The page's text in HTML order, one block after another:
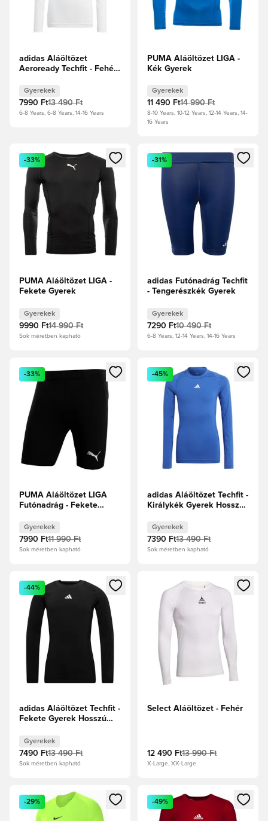
adidas Aláöltözet
Aeroready Techfit - Fehér
Gyerekek
7990 Ft13 490 Ft
6-8 Years, 6-8 Years, 14-16 Years
PUMA Aláöltözet LIGA -
Kék Gyerek
Gyerekek
11 490 Ft14 990 Ft
8-10 Years, 10-12 Years, 12-14 Years, 14-
16 Years
Megnyit egy modált a bejelentkezéshez vagy a tagként
-33%
PUMA Aláöltözet LIGA -
Fekete Gyerek
Gyerekek
9990 Ft14 990 Ft
Sok méretben kapható
Megnyit egy modált a
-31%
adidas Futónadrág Techfit
- Tengerészkék Gyerek
Gyerekek
7290 Ft10 490 Ft
6-8 Years, 12-14 Years, 14-16 Years
Megnyit egy modált a bejelentkezéshez vagy a tagként
-33%
PUMA Aláöltözet LIGA
Futónadrág - Fekete
Gyerekek
7990 Ft11 990 Ft
Sok méretben kapható
Megnyit egy modált a
-45%
adidas Aláöltözet Techfit -
Királykék Gyerek Hosszú
Gyerekek
7390 Ft13 490 Ft
Sok méretben kapható
Megnyit egy modált a bejelentkezéshez vagy a tagként
-44%
adidas Aláöltözet Techfit -
Fekete Gyerek Hosszú
Gyerekek
7490 Ft13 490 Ft
Sok méretben kapható
Megnyit egy modált a
Select Aláöltözet - Fehér
12 490 Ft13 990 Ft
X-Large, XX-Large
Megnyit egy modált a bejelentkezéshez vagy a tagként
-29%
Megnyit egy modált a
-49%